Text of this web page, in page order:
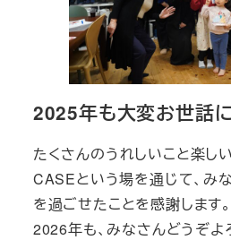
2025年も大変お世話
たくさんのうれしいこと楽し
CASEという場を通じて、み
を過ごせたことを感謝します。
2026年も、みなさんどうぞよ